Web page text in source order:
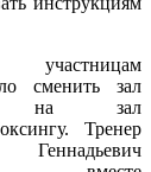
сменить зал
на зал
Тренер
Геннадьевич